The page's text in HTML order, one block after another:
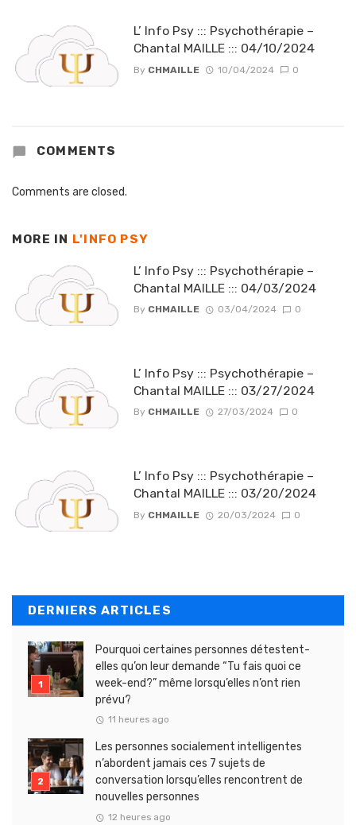
L’ Info Psy ::: Psychothérapie –
Chantal MAILLE ::: 04/10/2024
By CHMAILLE 10/04/2024 0
COMMENTS
Comments are closed.
MORE IN L'INFO PSY
L’ Info Psy ::: Psychothérapie –
Chantal MAILLE ::: 04/03/2024
By CHMAILLE 03/04/2024 0
L’ Info Psy ::: Psychothérapie –
Chantal MAILLE ::: 03/27/2024
By CHMAILLE 27/03/2024 0
L’ Info Psy ::: Psychothérapie –
Chantal MAILLE ::: 03/20/2024
By CHMAILLE 20/03/2024 0
DERNIERS ARTICLES
Pourquoi certaines personnes détestent-
elles qu’on leur demande “Tu fais quoi ce
week-end?” même lorsqu’elles n’ont rien
prévu?
11 heures ago
Les personnes socialement intelligentes
n’abordent jamais ces 7 sujets de
conversation lorsqu’elles rencontrent de
nouvelles personnes
12 heures ago